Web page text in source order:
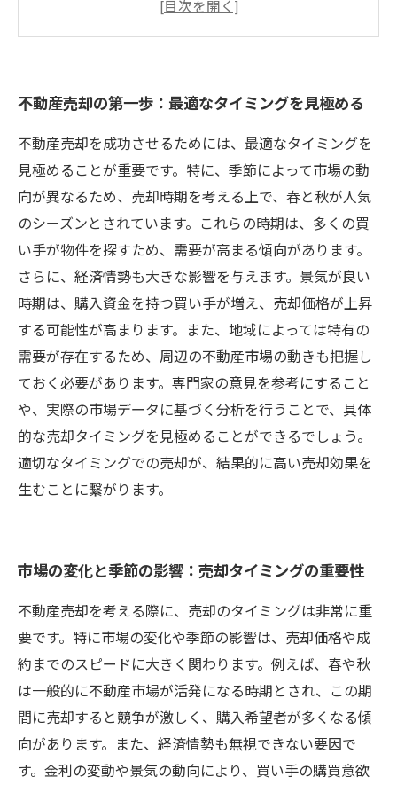
方
不動産売却の成功事例：タイミングが最終結果
を左右する
まとめ：理想のタイミングで実現する不動産売
却の成功
不動産売却の第一歩：最適なタイミングを見極める
不動産売却を成功させるためには、最適なタイミングを
見極めることが重要です。特に、季節によって市場の動
向が異なるため、売却時期を考える上で、春と秋が人気
のシーズンとされています。これらの時期は、多くの買
い手が物件を探すため、需要が高まる傾向があります。
さらに、経済情勢も大きな影響を与えます。景気が良い
時期は、購入資金を持つ買い手が増え、売却価格が上昇
する可能性が高まります。また、地域によっては特有の
需要が存在するため、周辺の不動産市場の動きも把握し
ておく必要があります。専門家の意見を参考にすること
や、実際の市場データに基づく分析を行うことで、具体
的な売却タイミングを見極めることができるでしょう。
適切なタイミングでの売却が、結果的に高い売却効果を
生むことに繋がります。
市場の変化と季節の影響：売却タイミングの重要性
不動産売却を考える際に、売却のタイミングは非常に重
要です。特に市場の変化や季節の影響は、売却価格や成
約までのスピードに大きく関わります。例えば、春や秋
は一般的に不動産市場が活発になる時期とされ、この期
間に売却すると競争が激しく、購入希望者が多くなる傾
向があります。また、経済情勢も無視できない要因で
す。金利の変動や景気の動向により、買い手の購買意欲